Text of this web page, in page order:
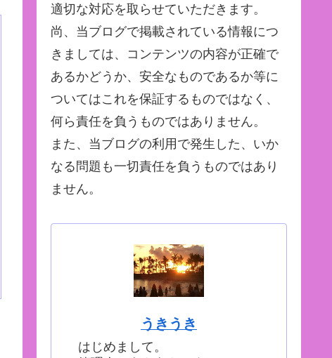
適切な対応を取らせていただきます。
尚、当ブログで掲載されている情報につ
きましては、コンテンツの内容が正確で
あるかどうか、安全なものであるか等に
ついてはこれを保証するものではなく、
何ら責任を負うものではありません。
また、当ブログの利用で発生した、いか
なる問題も一切責任を負うものではあり
ません。
うきうき
はじめまして。